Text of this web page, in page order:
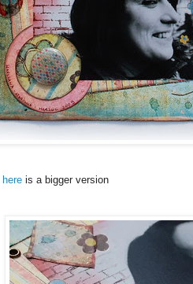
here is a bigger version